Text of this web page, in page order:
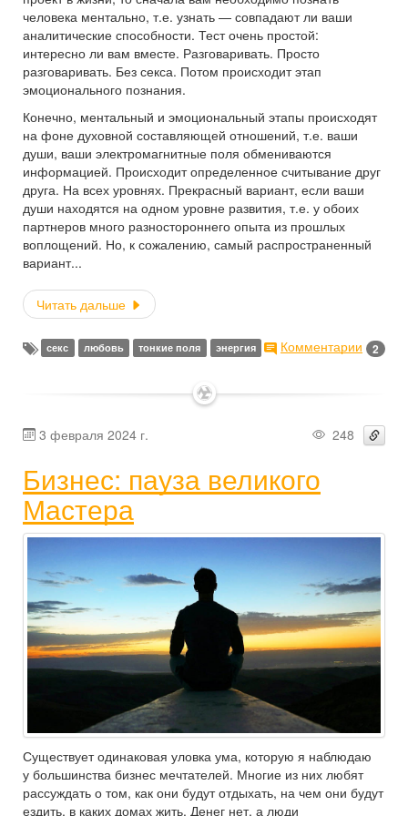
человека ментально, т.е. узнать — совпадают ли ваши
аналитические способности. Тест очень простой:
интересно ли вам вместе. Разговаривать. Просто
разговаривать. Без секса. Потом происходит этап
эмоционального познания.
Конечно, ментальный и эмоциональный этапы происходят
на фоне духовной составляющей отношений, т.е. ваши
души, ваши электромагнитные поля обмениваются
информацией. Происходит определенное считывание друг
друга. На всех уровнях. Прекрасный вариант, если ваши
души находятся на одном уровне развития, т.е. у обоих
партнеров много разностороннего опыта из прошлых
воплощений. Но, к сожалению, самый распространенный
вариант...
Читать дальше
секс любовь тонкие поля энергия Комментарии 2
✶
3 февраля 2024 г. 248
Бизнес: пауза великого
Мастера
Существует одинаковая уловка ума, которую я наблюдаю
у большинства бизнес мечтателей. Многие из них любят
рассуждать о том, как они будут отдыхать, на чем они будут
ездить, в каких домах жить. Денег нет, а люди